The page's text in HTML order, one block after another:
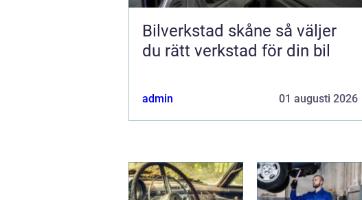
Bilverkstad skåne så väljer
du rätt verkstad för din bil
admin 01 augusti 2026